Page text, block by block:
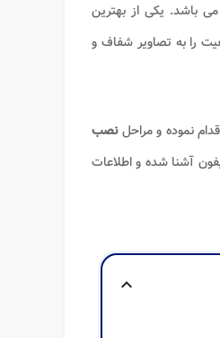
باشد. یکی از بهترین
را به تصاویر شفاف و
نموده و مراحلنصب
آشنا شده و اطلاعات
expand_more